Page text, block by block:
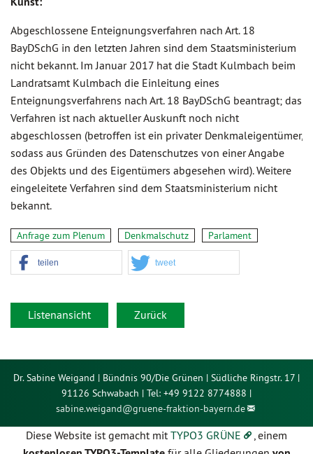
Abgeschlossene Enteignungsverfahren nach Art. 18
BayDSchG in den letzten Jahren sind dem Staatsministerium
nicht bekannt. Im Januar 2017 hat die Stadt Kulmbach beim
Landratsamt Kulmbach die Einleitung eines
Enteignungsverfahrens nach Art. 18 BayDSchG beantragt; das
Verfahren ist nach aktueller Auskunft noch nicht
abgeschlossen (betroffen ist ein privater Denkmaleigentümer,
sodass aus Gründen des Datenschutzes von einer Angabe
des Objekts und des Eigentümers abgesehen wird). Weitere
eingeleitete Verfahren sind dem Staatsministerium nicht
bekannt.
Anfrage zum Plenum Denkmalschutz Parlament
teilen tweet
Listenansicht Zurück
Dr. Sabine Weigand | Bündnis 90/Die Grünen | Südliche Ringstr. 17 |
91126 Schwabach | Tel: +49 9122 8774888 |
sabine.weigand@gruene-fraktion-bayern.de
Diese Website ist gemacht mitTYPO3 GRÜNE , einem